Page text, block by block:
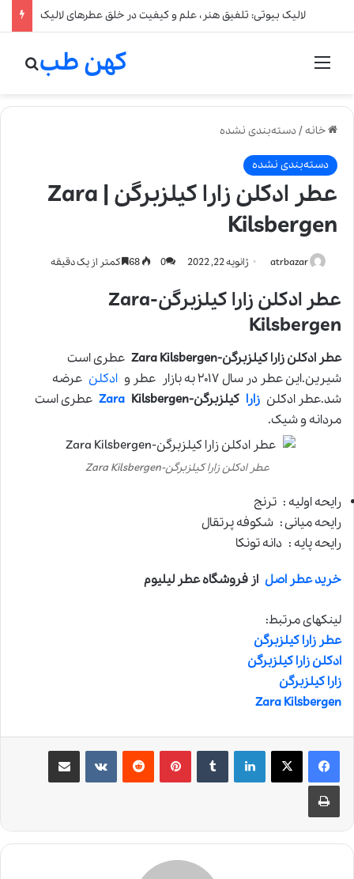
لالیک بیوتی: تلفیق هنر، علم و کیفیت در خلق عطرهای لالیک
منو کهن طب
خانه/دسته‌بندی نشده
دسته‌بندی نشده
عطر ادکلن زارا کیلزبرگن | Zara
Kilsbergen
atrbazar ژانویه 22, 2022 0 کمتر از یک دقیقه
عطر ادکلن زارا کیلزبرگن-Zara
Kilsbergen
عطر ادکلن زارا کیلزبرگن-Zara Kilsbergen
عطری است
شیرین.این عطر در سال ۲۰۱۷ به بازار عطر و
ادکلن عرضه
شد.عطر ادکلن زارا کیلزبرگن- Zara Kilsbergen
عطری است
مردانه و شیک.
عطر ادکلن زارا کیلزبرگن-Zara Kilsbergen
رایحه اولیه : ترنج
رایحه میانی : شکوفه پرتقال
رایحه پایه : دانه تونکا
خرید عطر اصل از فروشگاه عطر لیلیوم
لینکهای مرتبط:
عطر زارا کیلزبرگن
ادکلن زارا کیلزبرگن
زارا کیلزبرگن
Zara Kilsbergen
لینکدین ‫تامبلر ‫پین‌ترست‫رددیت ‫VKontakteاشتراک گذاری از طریق ایمیل
چاپ